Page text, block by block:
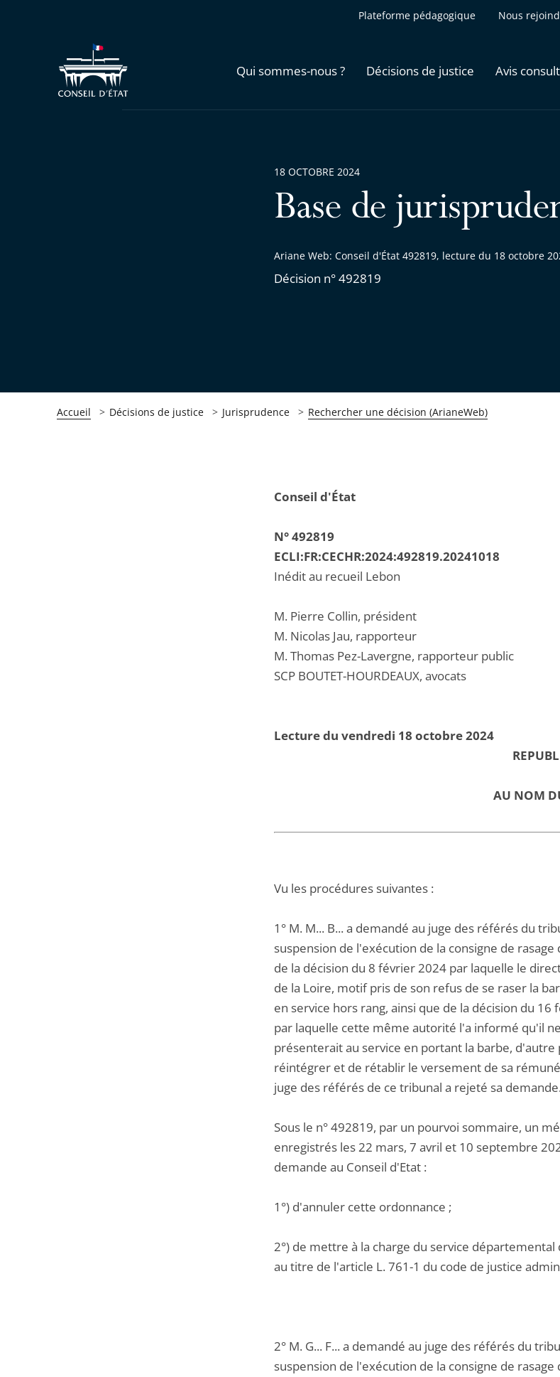
Plateforme pédagogique Nous
Qui sommes-nous ? Décisions de justice Avis
Base de
Ariane Web: Conseil d'État 492819, lecture du 18 octobre
Décision n° 492819
18 OCTOBRE 2024
Accueil Décisions de justice Jurisprudence Rechercher une décision (ArianeWeb)
Conseil d'État
N° 492819
ECLI:FR:CECHR:2024:492819.20241018
Inédit au recueil Lebon
M. Pierre Collin, président
M. Nicolas Jau, rapporteur
M. Thomas Pez-Lavergne, rapporteur public
SCP BOUTET-HOURDEAUX, avocats
Lecture du vendredi 18 octobre 2024
AU NOM
Vu les procédures suivantes :
1° M. M... B... a demandé au juge des référés du
suspension de l'exécution de la consigne de
de la décision du 8 février 2024 par laquelle le
de la Loire, motif pris de son refus de se raser la
en service hors rang, ainsi que de la décision du
par laquelle cette même autorité l'a informé qu'il
présenterait au service en portant la barbe,
réintégrer et de rétablir le versement de sa
juge des référés de ce tribunal a rejeté sa demande.
Sous le n° 492819, par un pourvoi sommaire, un
enregistrés les 22 mars, 7 avril et 10 septembre
demande au Conseil d'Etat :
1°) d'annuler cette ordonnance ;
2°) de mettre à la charge du service
au titre de l'article L. 761-1 du code de justice
2° M. G... F... a demandé au juge des référés du
suspension de l'exécution de la consigne de